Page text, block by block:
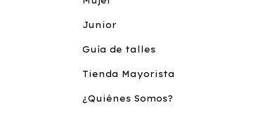
Junior
Guía de talles
Tienda Mayorista
¿Quiénes Somos?